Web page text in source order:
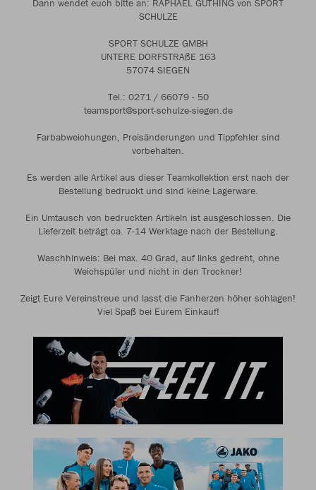
Dann wendet euch bitte an: RAPHAEL GÜTHING von SPORT
SCHULZE
SPORT SCHULZE GMBH
UNTERE DORFSTRAßE 163
57074 SIEGEN
Tel.: 0271 / 66079 - 50
teamsport@sport-schulze-siegen.de
Farbabweichungen, Preisänderungen und Tippfehler sind
vorbehalten.
Es werden alle Artikel aus dieser Teamkollektion erst nach der
Bestellung bedruckt und sind keine Lagerware.
Ein Umtausch von bedruckten Artikeln ist ausgeschlossen. Die
Lieferzeit beträgt ca. 7-14 Werktage nach der Bestellung.
Waschhinweis: Bei max. 40 Grad, auf links gedreht, ohne
Weichspüler und nicht in den Trockner!
Zeigt Eure Vereinstreue und lasst die Fanherzen höher schlagen!
Viel Spaß bei Eurem Einkauf!